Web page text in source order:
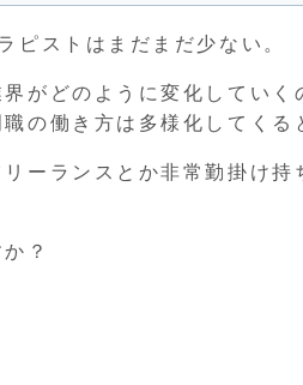
ピストはまだまだ少ない。
がどのように変化してい
の働き方は多様化してくる
ーランスとか非常勤掛け
？